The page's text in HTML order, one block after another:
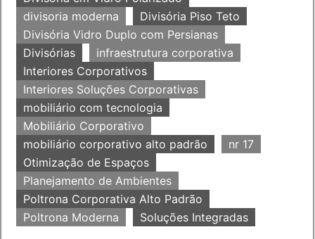
divisoria moderna
Divisória Piso Teto
Divisória Vidro Duplo com Persianas
Divisórias
infraestrutura corporativa
Interiores Corporativos
Interiores Soluções Corporativas
mobiliário com tecnologia
Mobiliário Corporativo
mobiliário corporativo alto padrão
nr 17
Otimização de Espaços
Planejamento de Ambientes
Poltrona Corporativa Alto Padrão
Poltrona Moderna
Soluções Integradas